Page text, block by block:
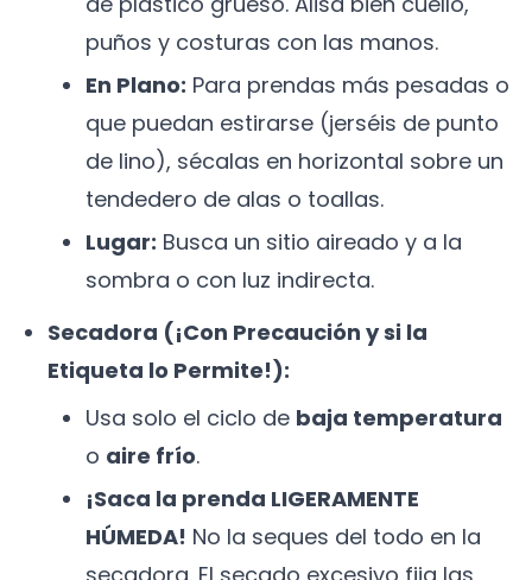
puños y costuras con las manos.
En Plano: Para prendas más pesadas o
que puedan estirarse (jerséis de punto
de lino), sécalas en horizontal sobre un
tendedero de alas o toallas.
Lugar: Busca un sitio aireado y a la
sombra o con luz indirecta.
Secadora (¡Con Precaución y si la
Etiqueta lo Permite!):
Usa solo el ciclo de baja temperatura
o aire frío.
¡Saca la prenda LIGERAMENTE
HÚMEDA! No la seques del todo en la